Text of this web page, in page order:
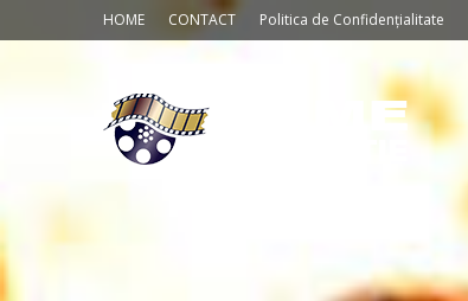
HOME CONTACT Politica de Confidențialitate